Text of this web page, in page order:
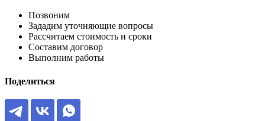
Позвоним
Зададим уточняющие вопросы
Рассчитаем стоимость и сроки
Составим договор
Выполним работы
Поделиться